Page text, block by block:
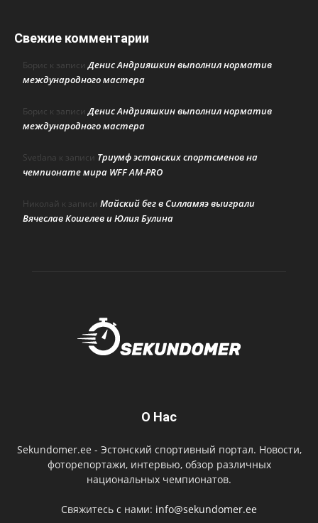
Свежие комментарии
Борис к записиДенис Андрияшкин выполнил норматив
международного мастера
Борис к записиДенис Андрияшкин выполнил норматив
международного мастера
Svetlana к записи Триумф эстонских спортсменов на
чемпионате мира WFF AM-PRO
Николай к записи Майский бег в Силламяэ выиграли
Вячеслав Кошелев и Юлия Булина
О Нас
Sekundomer.ee - Эстонский спортивный портал. Новости,
фоторепортажи, интервью, обзор различных
национальных чемпионатов.
Свяжитесь с нами: info@sekundomer.ee